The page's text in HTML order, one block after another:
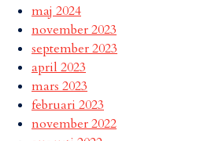
maj 2024
november 2023
september 2023
april 2023
mars 2023
februari 2023
november 2022